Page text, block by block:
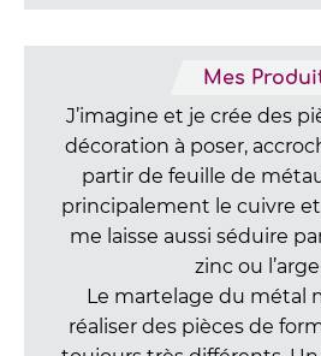
Mes
J’imagine et je crée des
décoration à poser,
partir de feuille de
principalement le cuivre
me laisse aussi séduire
zinc ou
Le martelage du métal
réaliser des pièces de